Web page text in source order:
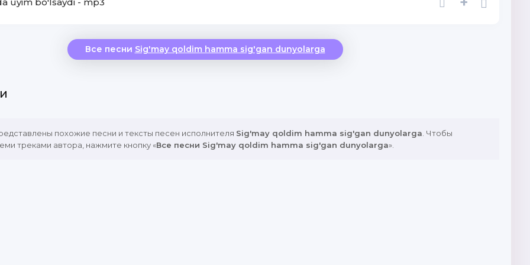
Все песни Sig'may qoldim hamma sig'gan dunyolarga
похожие песни и тексты песен исполнителя Sig'may qoldim hamma sig'gan dunyolarga . Чтобы
треками автора, нажмите кнопку «Все песни Sig'may qoldim hamma sig'gan dunyolarga».